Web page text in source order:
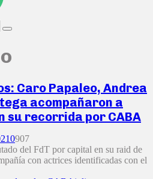
Search
Caro Papaleo, Andrea
acompañaron a
su recorrida por CABA
0907
del FdT por capital en su raid de
con actrices identificadas con el